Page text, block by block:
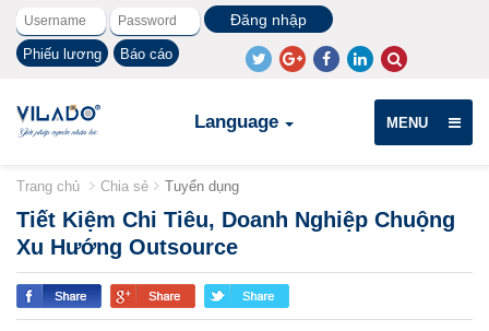
Phiếu lương Báo cáo
Language MENU
Trang chủ Chia sẻ Tuyển dụng
Tiết Kiệm Chi Tiêu, Doanh Nghiệp Chuộng
Xu Hướng Outsource